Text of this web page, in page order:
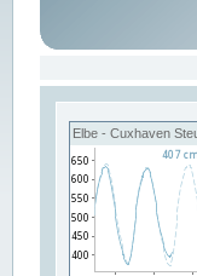
Elbe - Cuxhaven